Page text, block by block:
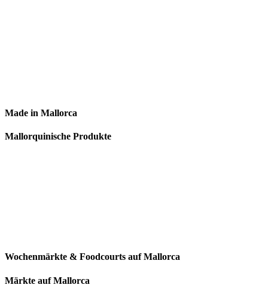
Made in Mallorca
Mallorquinische Produkte
Wochenmärkte & Foodcourts auf Mallorca
Märkte auf Mallorca